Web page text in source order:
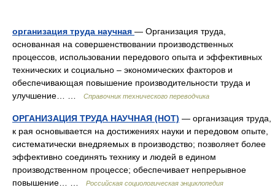
организация труда научная — Организация труда,
основанная на совершенствовании производственных
процессов, использовании передового опыта и эффективных
технических и социально – экономических факторов и
обеспечивающая повышение производительности труда и
улучшение… …
Справочник технического переводчика
ОРГАНИЗАЦИЯ ТРУДА НАУЧНАЯ (НОТ) — организация труда,
к рая основывается на достижениях науки и передовом опыте,
систематически внедряемых в производство; позволяет более
эффективно соединять технику и людей в едином
производственном процессе; обеспечивает непрерывное
повышение… …
Российская социологическая энциклопедия